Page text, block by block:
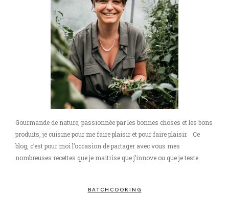
Gourmande de nature, passionnée par les bonnes choses et les bons
produits, je cuisine pour me faire plaisir et pour faire plaisir. Ce
blog, c’est pour moi l’occasion de partager avec vous mes
nombreuses recettes que je maitrise que j’innove ou que je teste.
BATCHCOOKING